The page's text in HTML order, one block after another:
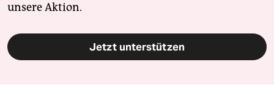
unsere Aktion.
Jetzt unterstützen